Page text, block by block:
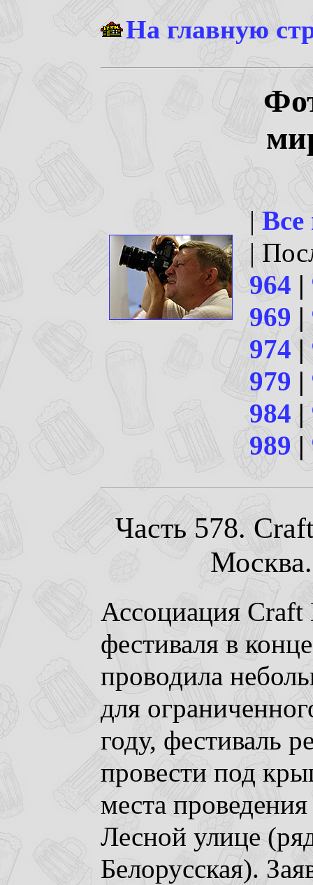
На главную
|
|
964 |
969 |
974|
979 |
984 |
989|
Часть 578.
Ассоциация
фестиваля в
проводила
для
году, фестиваль
провести под
места
Лесной улице
Белорусская).